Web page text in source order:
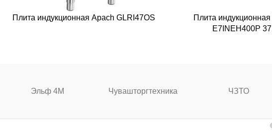
Плита индукционная Apach GLRI47OS
Плита
E7INEH400P
Эльф 4М Чувашторгтехника ЧЗТО